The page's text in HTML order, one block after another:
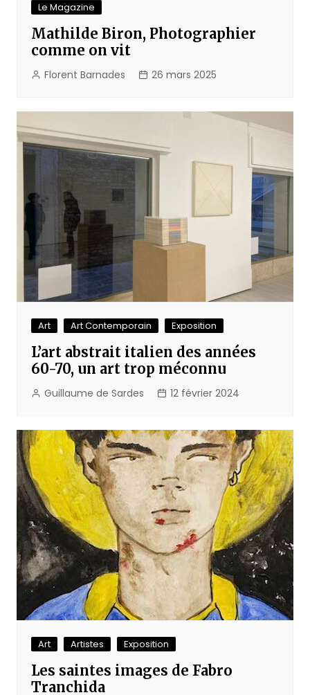
Le Magazine
Mathilde Biron, Photographier
comme on vit
Florent Barnades 26 mars 2025
Art Art Contemporain Exposition
L’art abstrait italien des années
60-70, un art trop méconnu
Guillaume de Sardes 12 février 2024
Art Artistes Exposition
Les saintes images de Fabro
Tranchida